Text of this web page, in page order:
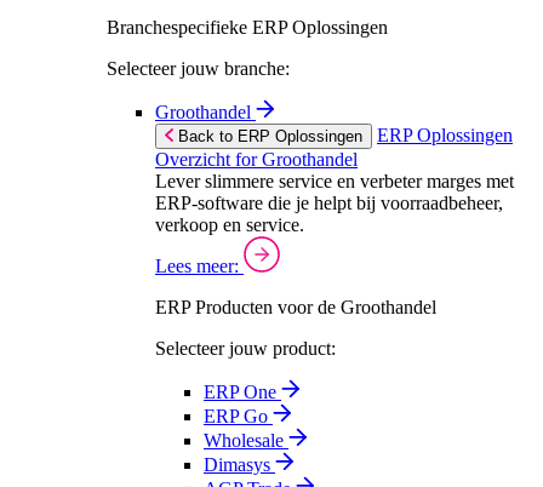
Branchespecifieke ERP Oplossingen
Selecteer jouw branche:
Groothandel
Back to ERP Oplossingen
ERP Oplossingen
Overzicht for Groothandel
Lever slimmere service en verbeter marges met
ERP-software die je helpt bij voorraadbeheer,
verkoop en service.
Lees meer:
ERP Producten voor de Groothandel
Selecteer jouw product:
ERP One
ERP Go
Wholesale
Dimasys